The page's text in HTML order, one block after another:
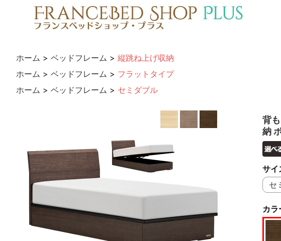
ホーム > ベッドフレーム > 縦跳ね上げ収納
ホーム > ベッドフレーム > フラットタイプ
ホーム > ベッドフレーム > セミダブル
背
納
カ
サイ